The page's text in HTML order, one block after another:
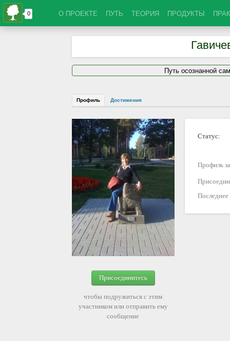
О ПРОЕКТЕ ПУТЬ ТЕОРИЯ ПРОДУКТЫ
Путь осознанной
Профиль Достижения
Присоединитесь
чтобы подружиться с этим
участником или отправить ему
сообщение
Статус:
Профиль